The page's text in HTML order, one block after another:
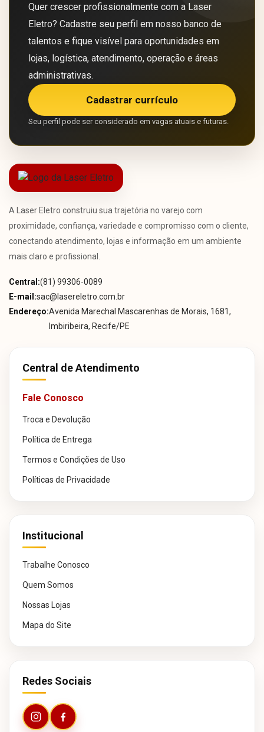
Quer crescer profissionalmente com a Laser
Eletro? Cadastre seu perfil em nosso banco de
talentos e fique visível para oportunidades em
lojas, logística, atendimento, operação e áreas
administrativas.
Cadastrar currículo
Seu perfil pode ser considerado em vagas atuais e futuras.
A Laser Eletro construiu sua trajetória no varejo com
proximidade, confiança, variedade e compromisso com o cliente,
conectando atendimento, lojas e informação em um ambiente
mais claro e profissional.
Central:(81) 99306-0089
E-mail:sac@lasereletro.com.br
Endereço:Avenida Marechal Mascarenhas de Morais, 1681,
Imbiribeira, Recife/PE
Central de Atendimento
Fale Conosco
Troca e Devolução
Política de Entrega
Termos e Condições de Uso
Políticas de Privacidade
Institucional
Trabalhe Conosco
Quem Somos
Nossas Lojas
Mapa do Site
Redes Sociais